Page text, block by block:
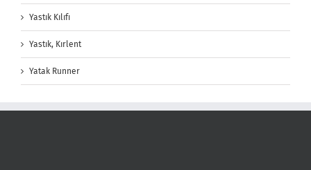
Yastık Kılıfı
Yastık, Kırlent
Yatak Runner